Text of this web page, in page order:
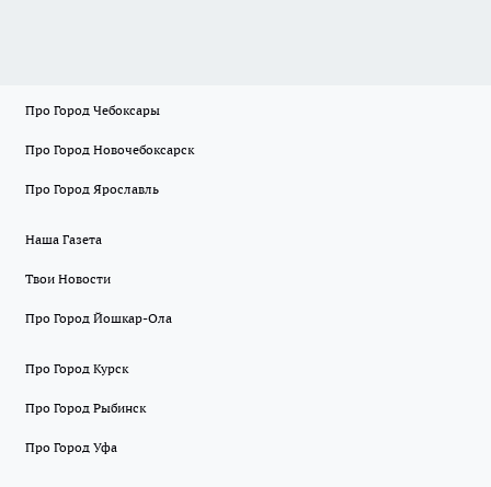
Про Город Чебоксары
Про Город Новочебоксарск
Про Город Ярославль
Наша Газета
Твои Новости
Про Город Йошкар-Ола
Про Город Курск
Про Город Рыбинск
Про Город Уфа